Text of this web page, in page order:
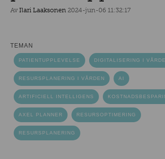
Av Ilari Laaksonen 2024-jun-06 11:32:17
TEMAN
PATIENTUPPLEVELSE DIGITALISERING I
RESURSPLANERING I VÅRDEN AI
ARTIFICIELL INTELLIGENS
AXEL PLANNER RESURSOPTIMERING
RESURSPLANERING